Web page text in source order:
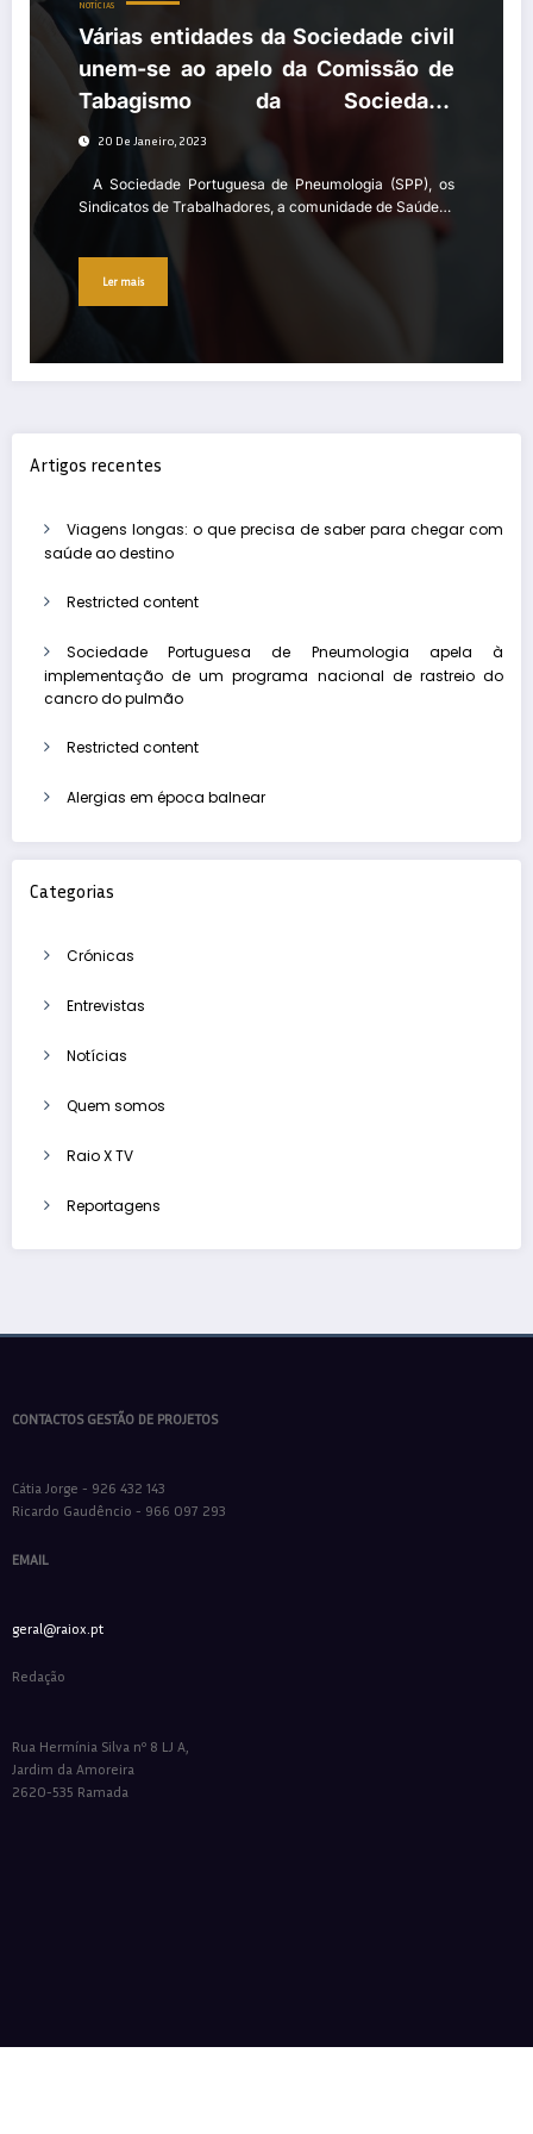
NOTÍCIAS
Várias entidades da Sociedade civil
unem-se ao apelo da Comissão de
Tabagismo da Sociedade
Portuguesa de Pneumologia para a
face aos riscos da exposição ao
20 De Janeiro, 2023
A Sociedade Portuguesa de Pneumologia (SPP), os
Sindicatos de Trabalhadores, a comunidade de Saúde…
Ler mais
Artigos recentes
Viagens longas: o que precisa de saber para chegar com
saúde ao destino
Restricted content
Sociedade Portuguesa de Pneumologia apela à
implementação de um programa nacional de rastreio do
cancro do pulmão
Restricted content
Alergias em época balnear
Categorias
Crónicas
Entrevistas
Notícias
Quem somos
Raio X TV
Reportagens
CONTACTOS GESTÃO DE PROJETOS
Cátia Jorge - 926 432 143
Ricardo Gaudêncio - 966 097 293
EMAIL
geral@raiox.pt
Redação
Rua Hermínia Silva nº 8 LJ A,
Jardim da Amoreira
2620-535 Ramada